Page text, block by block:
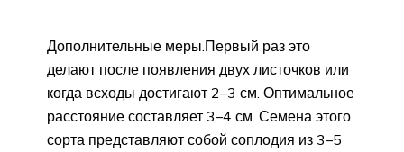
Дополнительные меры.Первый раз это
делают после появления двух листочков или
когда всходы достигают 2–3 см. Оптимальное
расстояние составляет 3–4 см. Семена этого
сорта представляют собой соплодия из 3–5